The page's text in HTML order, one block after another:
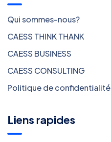
Qui sommes-nous?
CAESS THINK THANK
CAESS BUSINESS
CAESS CONSULTING
Politique de confidentialité
Liens rapides